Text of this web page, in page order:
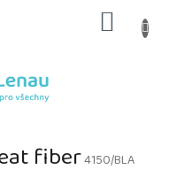
KOŠÍK
fiber4150/BLA